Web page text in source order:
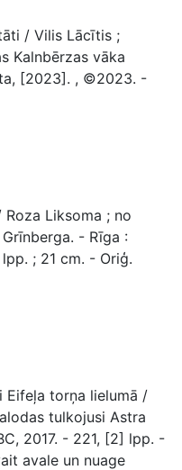
/ Vilis Lācītis ;
Kalnbērzas vāka
[2023]. , ©2023. -
Liksoma ; no
- Rīga :
; 21 cm. - Oriģ.
torņa lielumā /
tulkojusi Astra
2017. - 221, [2] lpp. -
avale un nuage